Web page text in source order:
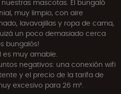
mascotas. El bungaló
muy limpio, con aire
lavavajillas y ropa de cama,
un poco demasiado cerca
bungalós!
es muy amable.
negativos: una conexión wifi
y el precio de la tarifa de
excesivo para 26 m².